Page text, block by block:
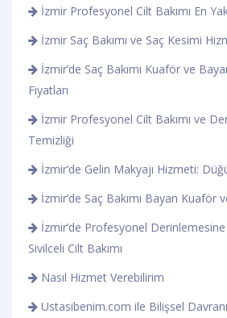
İzmir Profesyonel Cilt Bakımı En
İzmir Saç Bakımı ve Saç Kesimi
İzmir’de Saç Bakımı Kuaför ve
Fiyatları
İzmir Profesyonel Cilt Bakımı ve
Temizliği
İzmir’de Gelin Makyajı Hizmeti:
İzmir’de Saç Bakımı Bayan Kuaför
İzmir’de Profesyonel
Sivilceli Cilt Bakımı
Nasıl Hizmet Verebilirim
Ustasibenim.com ile Bilişsel